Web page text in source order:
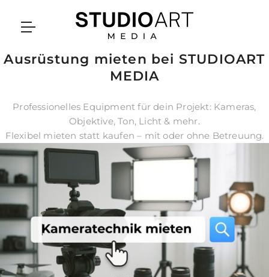
Ausrüstung mieten bei STUDIOART
MEDIA
Professionelles Equipment für dein Projekt: Kameras,
Objektive, Ton, Licht & mehr.
Flexibel mieten statt kaufen – mit oder ohne Betreuung.